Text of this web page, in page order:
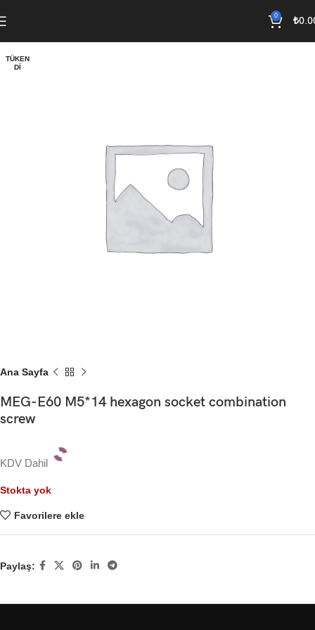
0 ₺
TÜKEN
DI
Ana Sayfa
MEG-E60 M5*14 hexagon socket combination
screw
KDV Dahil
Stokta yok
Favorilere ekle
Paylaş: